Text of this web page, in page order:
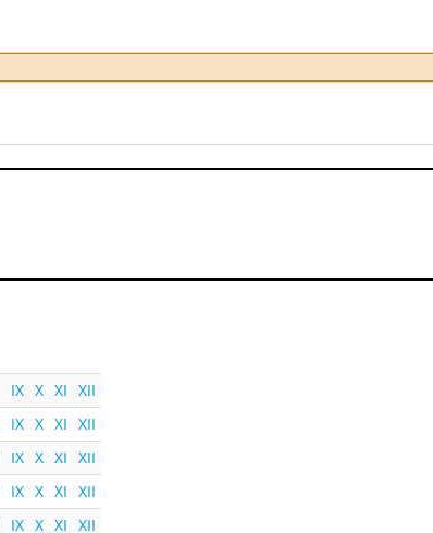
IX X XI XII
IX X XI XII
IX X XI XII
IX X XI XII
IX X XI XII